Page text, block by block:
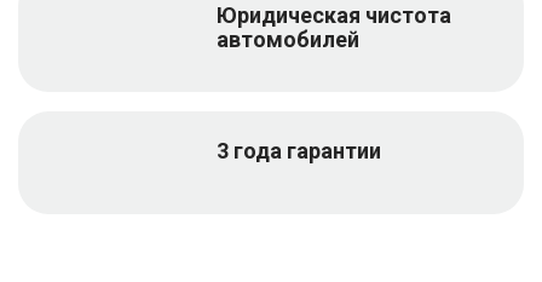
Юридическая чистота
автомобилей
3 года гарантии